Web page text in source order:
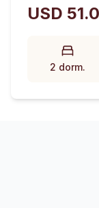
USD
2 dorm.